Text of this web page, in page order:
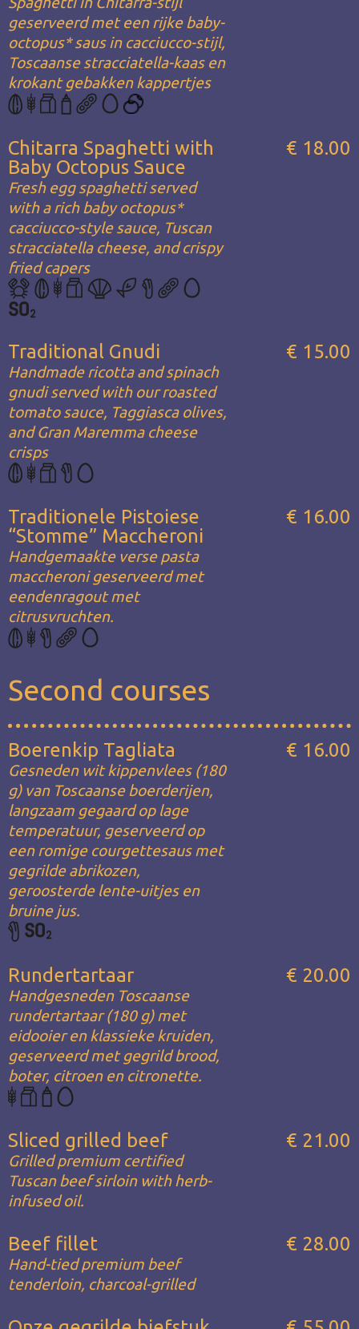
geserveerd met een rijke baby-
octopus* saus in cacciucco-stijl,
Toscaanse stracciatella-kaas en
krokant gebakken kappertjes
Chitarra Spaghetti with
Baby Octopus Sauce
Fresh egg spaghetti served
with a rich baby octopus*
cacciucco-style sauce, Tuscan
stracciatella cheese, and crispy
fried capers
€ 18.00
Traditional Gnudi
Handmade ricotta and spinach
gnudi served with our roasted
tomato sauce, Taggiasca olives,
and Gran Maremma cheese
crisps
€ 15.00
Traditionele Pistoiese
“Stomme” Maccheroni
Handgemaakte verse pasta
maccheroni geserveerd met
eendenragout met
citrusvruchten.
€ 16.00
Second courses
Boerenkip Tagliata
Gesneden wit kippenvlees (180
g) van Toscaanse boerderijen,
langzaam gegaard op lage
temperatuur, geserveerd op
een romige courgettesaus met
gegrilde abrikozen,
geroosterde lente-uitjes en
bruine jus.
€ 16.00
Rundertartaar
Handgesneden Toscaanse
rundertartaar (180 g) met
eidooier en klassieke kruiden,
geserveerd met gegrild brood,
boter, citroen en citronette.
€ 20.00
Sliced grilled beef
Grilled premium certified
Tuscan beef sirloin with herb-
infused oil.
€ 21.00
Beef fillet
Hand-tied premium beef
tenderloin, charcoal-grilled
€ 28.00